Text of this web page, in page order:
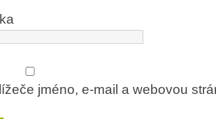
jméno, e-mail a webovou